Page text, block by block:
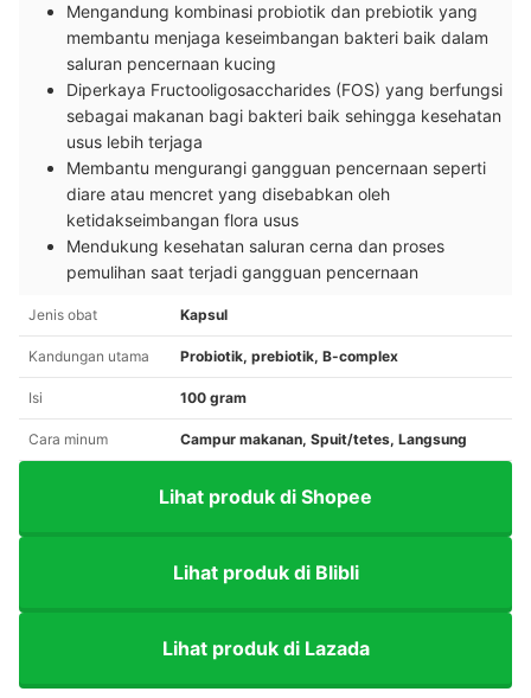
Mengandung kombinasi probiotik dan prebiotik yang
membantu menjaga keseimbangan bakteri baik dalam
saluran pencernaan kucing
Diperkaya Fructooligosaccharides (FOS) yang berfungsi
sebagai makanan bagi bakteri baik sehingga kesehatan
usus lebih terjaga
Membantu mengurangi gangguan pencernaan seperti
diare atau mencret yang disebabkan oleh
ketidakseimbangan flora usus
Mendukung kesehatan saluran cerna dan proses
pemulihan saat terjadi gangguan pencernaan
Jenis obat Kapsul
Kandungan utama Probiotik, prebiotik, B-complex
Isi 100 gram
Cara minum Campur makanan, Spuit/tetes, Langsung
Lihat produk di Shopee
Lihat produk di Blibli
Lihat produk di Lazada